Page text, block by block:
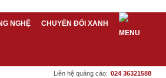
NGHỆ CHUYỂN ĐỔI XANH
Liên hệ quảng cáo: 024 36321588